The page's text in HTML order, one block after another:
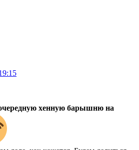
хенную барышню на